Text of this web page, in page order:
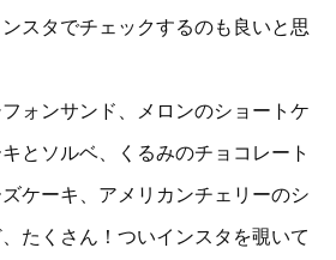
ンスタでチェックするのも良いと思
ォンサンド、メロンのショートケ
とソルベ、くるみのチョコレート
ケーキ、アメリカンチェリーのシ
たくさん！ついインスタを覗いて